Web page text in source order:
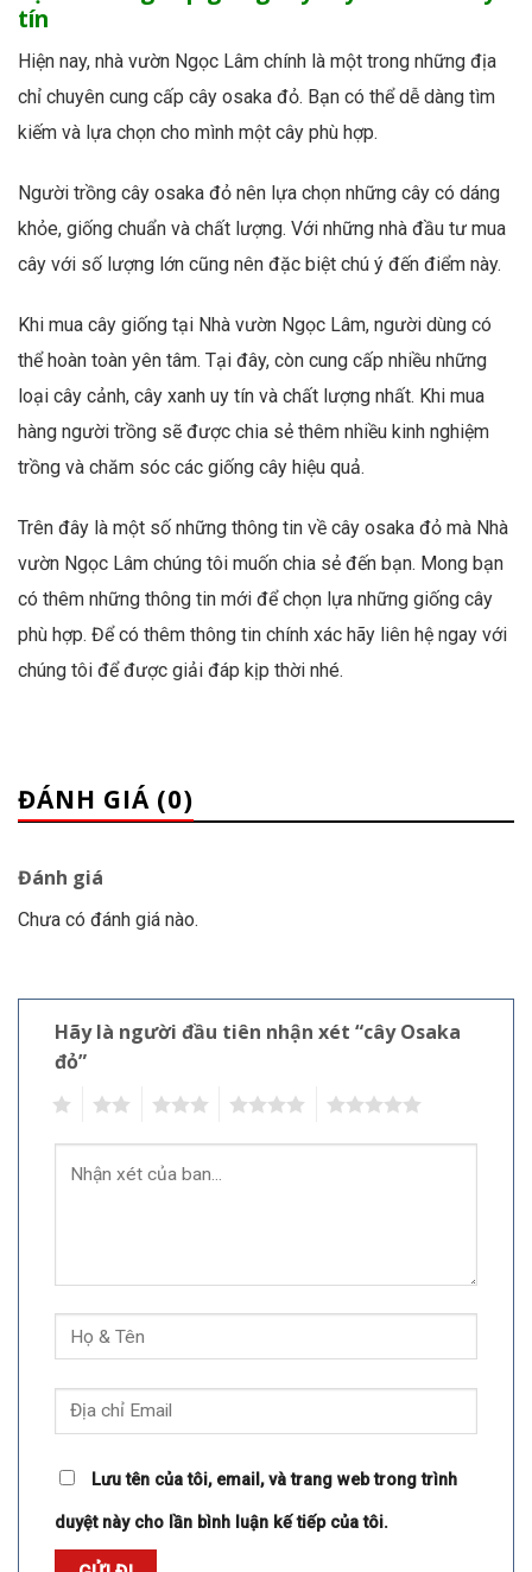
tín
Hiện nay, nhà vườn Ngọc Lâm chính là một trong những địa
chỉ chuyên cung cấp cây osaka đỏ. Bạn có thể dễ dàng tìm
kiếm và lựa chọn cho mình một cây phù hợp.
Người trồng cây osaka đỏ nên lựa chọn những cây có dáng
khỏe, giống chuẩn và chất lượng. Với những nhà đầu tư mua
cây với số lượng lớn cũng nên đặc biệt chú ý đến điểm này.
Khi mua cây giống tại Nhà vườn Ngọc Lâm, người dùng có
thể hoàn toàn yên tâm. Tại đây, còn cung cấp nhiều những
loại cây cảnh, cây xanh uy tín và chất lượng nhất. Khi mua
hàng người trồng sẽ được chia sẻ thêm nhiều kinh nghiệm
trồng và chăm sóc các giống cây hiệu quả.
Trên đây là một số những thông tin về cây osaka đỏ mà Nhà
vườn Ngọc Lâm chúng tôi muốn chia sẻ đến bạn. Mong bạn
có thêm những thông tin mới để chọn lựa những giống cây
phù hợp. Để có thêm thông tin chính xác hãy liên hệ ngay với
chúng tôi để được giải đáp kịp thời nhé.
ĐÁNH GIÁ (0)
Đánh giá
Chưa có đánh giá nào.
Hãy là người đầu tiên nhận xét “cây Osaka
đỏ”
Lưu tên của tôi, email, và trang web trong trình
duyệt này cho lần bình luận kế tiếp của tôi.